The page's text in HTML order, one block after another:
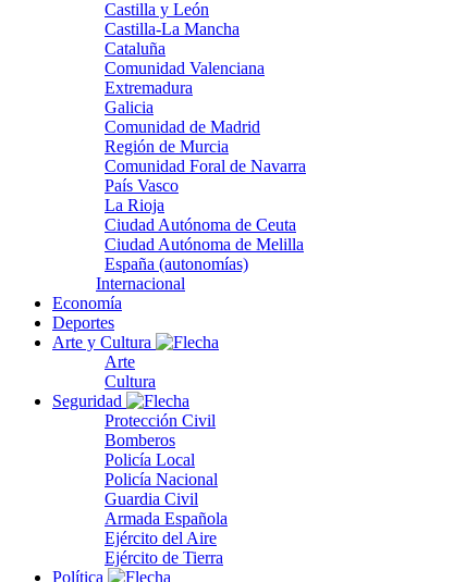
Castilla y León
Castilla-La Mancha
Cataluña
Comunidad Valenciana
Extremadura
Galicia
Comunidad de Madrid
Región de Murcia
Comunidad Foral de Navarra
País Vasco
La Rioja
Ciudad Autónoma de Ceuta
Ciudad Autónoma de Melilla
España (autonomías)
Internacional
Economía
Deportes
Arte y Cultura
Arte
Cultura
Seguridad
Protección Civil
Bomberos
Policía Local
Policía Nacional
Guardia Civil
Armada Española
Ejército del Aire
Ejército de Tierra
Política